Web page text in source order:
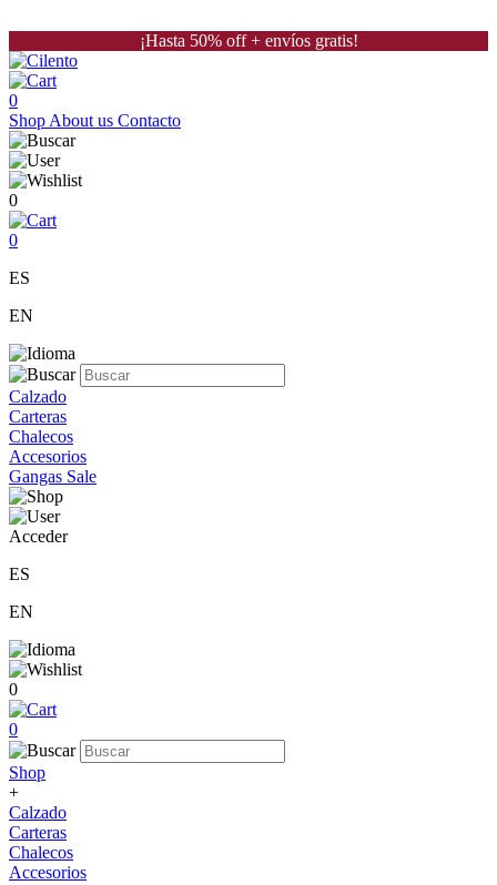
¡Hasta 50% off + envíos gratis!
0
Shop About us Contacto
0
0
ES
EN
Calzado
Carteras
Chalecos
Accesorios
Gangas Sale
Acceder
ES
EN
0
0
Shop
+
Calzado
Carteras
Chalecos
Accesorios